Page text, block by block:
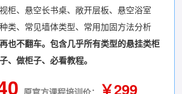
柜、悬空长书桌、敞开层板、悬空浴室
类、常见墙体类型、常用加固方法分析
也不翻车。包含几乎所有类型的悬挂类柜
、做柜子、必看教程。
￥299